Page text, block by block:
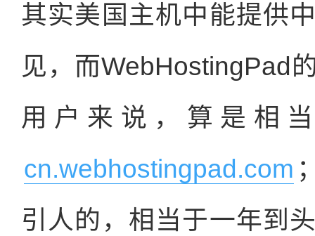
其实美国主机中能提供
见，而WebHostingPad
用户来说，算是相
cn.webhostingpad.com
引人的，相当于一年到